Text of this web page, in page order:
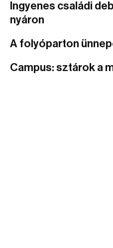
Ingyenes családi
nyáron
A folyóparton
Campus: sztárok a